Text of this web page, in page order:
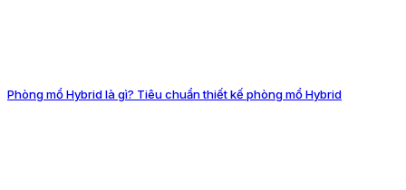
Phòng mổ Hybrid là gì? Tiêu chuẩn thiết kế phòng mổ Hybrid